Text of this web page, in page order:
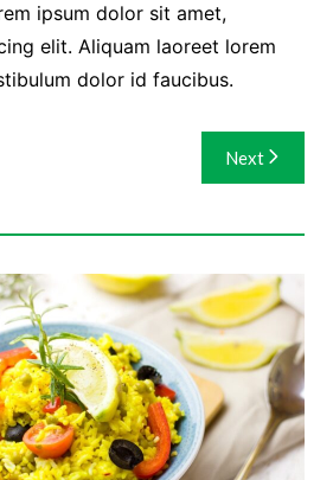
ipsum dolor sit amet,
elit. Aliquam laoreet lorem
dolor id faucibus.
Next